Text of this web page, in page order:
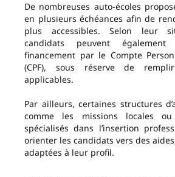
De nombreuses auto-écoles
en plusieurs échéances afin de
plus accessibles. Selon leur
candidats peuvent également
financement par le Compte
(CPF), sous réserve de
applicables.
Par ailleurs, certaines structures
comme les missions locales
spécialisés dans l’insertion
orienter les candidats vers des
adaptées à leur profil.